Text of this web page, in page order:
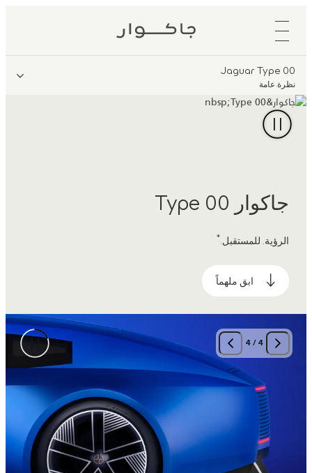
Jaguar Type 00
نظرة عامة
جاكوار Type 00
الرؤية. للمستقبل. *
ابق ملهماً
4
/
4